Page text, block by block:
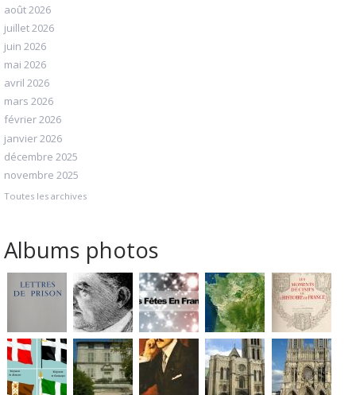
août 2026
juillet 2026
juin 2026
mai 2026
avril 2026
mars 2026
février 2026
janvier 2026
décembre 2025
novembre 2025
Toutes les archives
Albums photos